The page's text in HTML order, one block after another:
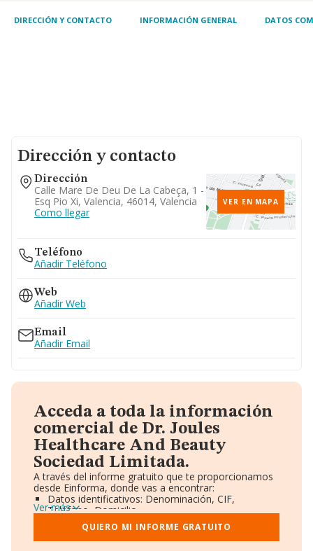
DIRECCIÓN Y CONTACTO INFORMACIÓN GENERAL DATOS
Dirección y contacto
Dirección
Calle Mare De Deu De La Cabeça, 1 -
Esq Pio Xi, Valencia, 46014, Valencia
Como llegar
VER EN MAPA
Teléfono
Añadir Teléfono
Web
Añadir Web
Email
Añadir Email
Acceda a toda la información
comercial de Dr. Joules
Healthcare And Beauty
Sociedad Limitada.
A través del informe gratuito que te proporcionamos
desde Einforma, donde vas a encontrar:
Datos identificativos: Denominación, CIF,
Teléfono, Domicilio.
Informe Mercantil Completo (BORME).
Gráficos de Evolución Ventas y Empleados.
Consejo de Administración y Administradores.
Ver más
QUIERO MI INFORME GRATUITO